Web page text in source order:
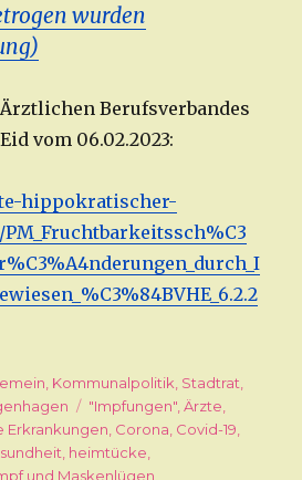
wurden
Berufsverbandes
vom 06.02.2023:
hippokratischer-
Kommunalpolitik Stadtrat
Schlagwörter
"Impfungen" ,Ärzte
Erkrankungen Corona Covid-19
heimtücke
und Maskenlügen